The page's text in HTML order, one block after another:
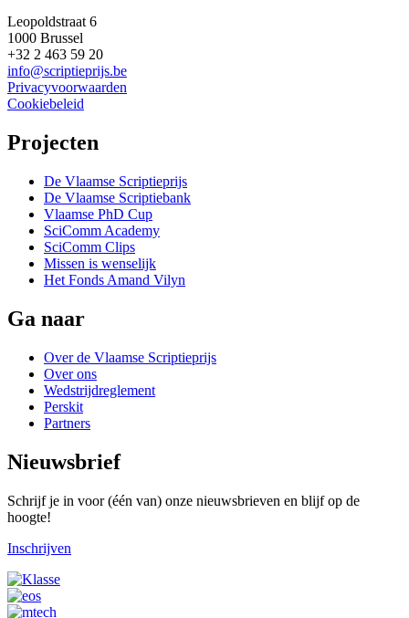
Leopoldstraat 6
1000 Brussel
+32 2 463 59 20
info@scriptieprijs.be
Privacyvoorwaarden
Cookiebeleid
Projecten
De Vlaamse Scriptieprijs
De Vlaamse Scriptiebank
Vlaamse PhD Cup
SciComm Academy
SciComm Clips
Missen is wenselijk
Het Fonds Amand Vilyn
Ga naar
Over de Vlaamse Scriptieprijs
Over ons
Wedstrijdreglement
Perskit
Partners
Nieuwsbrief
Schrijf je in voor (één van) onze nieuwsbrieven en blijf op de
hoogte!
Inschrijven